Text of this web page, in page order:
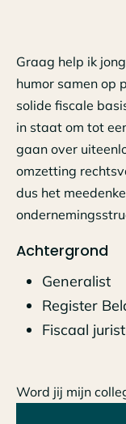
Graag help ik
humor samen op
solide fiscale
in staat om tot
gaan over
omzetting
dus het
Achtergrond
Generalist
Register
Fiscaal
Word jij mijn